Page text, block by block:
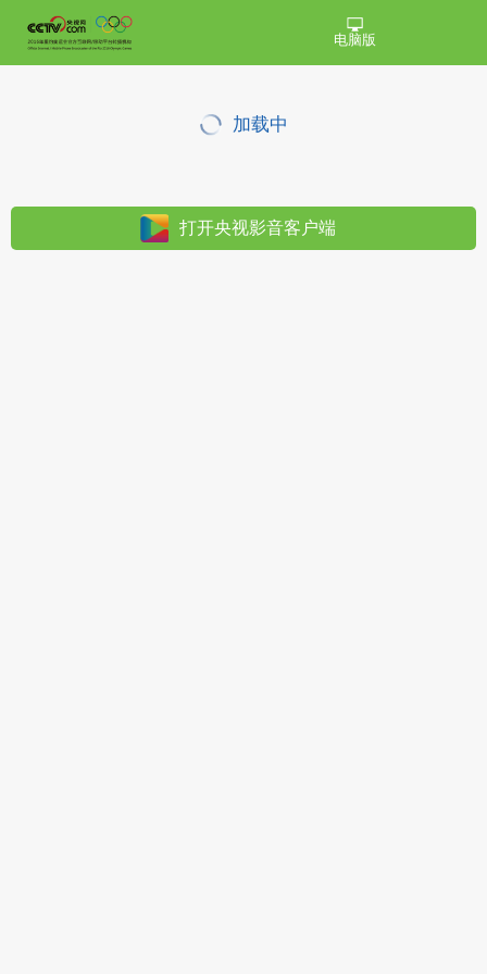
电脑版
加载中
打开央视影音客户端